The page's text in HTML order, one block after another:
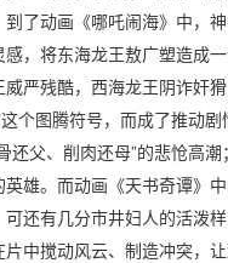
了动画《哪吒闹海》中，
，将东海龙王敖广塑造成
严残酷，西海龙王阴诈奸
个图腾符号，而成了推动
还父、削肉还母”的悲怆高
雄。而动画《天书奇谭》
还有几分市井妇人的活泼
中搅动风云、制造冲突，